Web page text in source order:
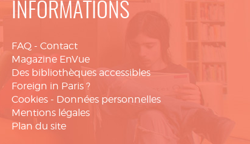
INFORMATIONS
FAQ - Contact
Magazine EnVue
Des bibliothèques accessibles
Foreign in Paris ?
Cookies - Données personnelles
Mentions légales
Plan du site